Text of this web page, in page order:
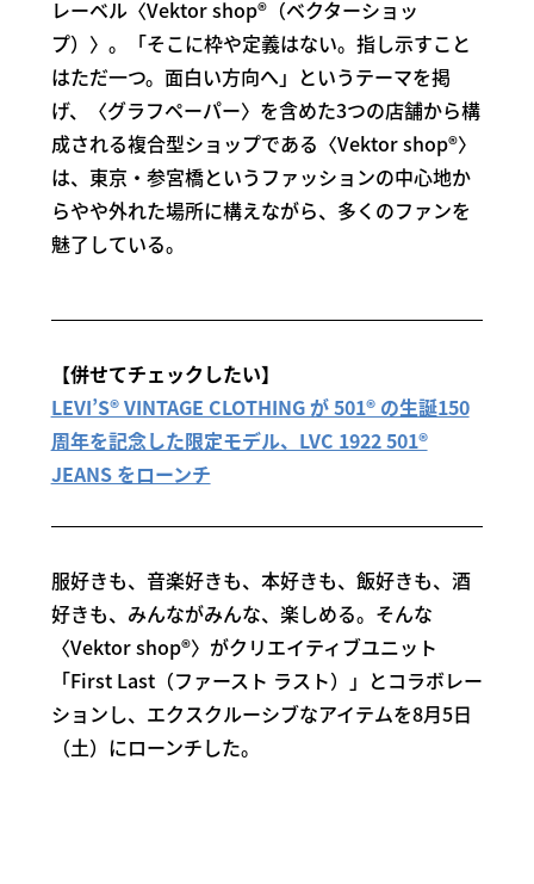
レーベル〈Vektor shop®（ベクターショッ
プ）〉。「そこに枠や定義はない。指し示すこと
はただ一つ。面白い方向へ」というテーマを掲
げ、〈グラフペーパー〉を含めた3つの店舗から構
成される複合型ショップである〈Vektor shop®〉
は、東京・参宮橋というファッションの中心地か
らやや外れた場所に構えながら、多くのファンを
魅了している。
【併せてチェックしたい】
LEVI’S® VINTAGE CLOTHING が 501® の生誕150
周年を記念した限定モデル、LVC 1922 501®
JEANS をローンチ
服好きも、音楽好きも、本好きも、飯好きも、酒
好きも、みんながみんな、楽しめる。そんな
〈Vektor shop®〉がクリエイティブユニット
「First Last（ファースト ラスト）」とコラボレー
ションし、エクスクルーシブなアイテムを8月5日
（土）にローンチした。